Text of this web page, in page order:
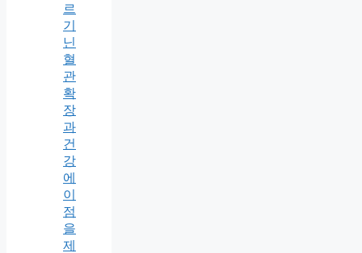
르
기
닌
혈
관
확
장
과
건
강
에
이
점
을
제